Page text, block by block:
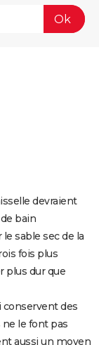
devraient
bain
sable sec de la
fois plus
plus dur que
conservent des
le font pas
aussi un moyen